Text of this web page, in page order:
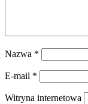
Nazwa *
E-mail *
Witryna internetowa